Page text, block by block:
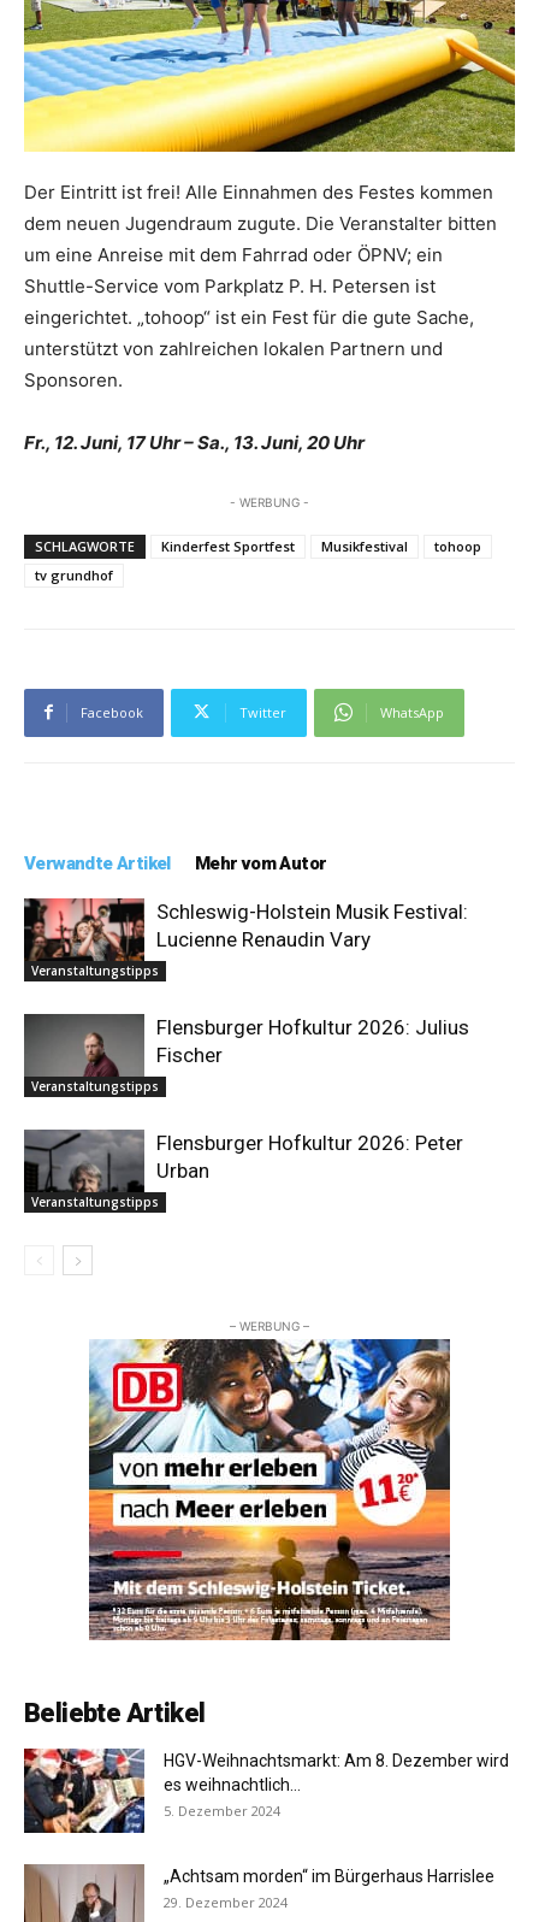
Der Eintritt ist frei! Alle Einnahmen des Festes kommen
dem neuen Jugendraum zugute. Die Veranstalter bitten
um eine Anreise mit dem Fahrrad oder ÖPNV; ein
Shuttle-Service vom Parkplatz P. H. Petersen ist
eingerichtet. „tohoop“ ist ein Fest für die gute Sache,
unterstützt von zahlreichen lokalen Partnern und
Sponsoren.
Fr., 12. Juni, 17 Uhr – Sa., 13. Juni, 20 Uhr
- WERBUNG -
SCHLAGWORTE Kinderfest Sportfest Musikfestival
tohoop
tv grundhof
Facebook Twitter WhatsApp
Verwandte Artikel Mehr vom Autor
Veranstaltungstipps
Schleswig-Holstein Musik Festival:
Lucienne Renaudin Vary
Veranstaltungstipps
Flensburger Hofkultur 2026: Julius
Fischer
Veranstaltungstipps
Flensburger Hofkultur 2026: Peter
Urban
– WERBUNG –
Beliebte Artikel
HGV-Weihnachtsmarkt: Am 8. Dezember wird
es weihnachtlich…
5. Dezember 2024
„Achtsam morden“ im Bürgerhaus Harrislee
29. Dezember 2024